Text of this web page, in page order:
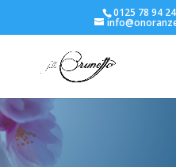
0125 78 94